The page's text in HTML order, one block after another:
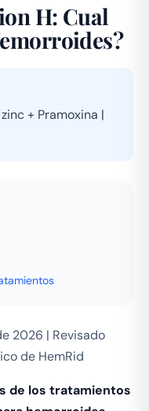
H: Cual
+ Pramoxina |
2026 | Revisado
de HemRid
de los tratamientos